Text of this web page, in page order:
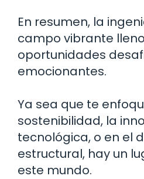
En resumen, la
campo vibrante
oportunidades
emocionantes.
Ya sea que te
sostenibilidad, la
tecnológica, o en el
estructural, hay un
este mundo.